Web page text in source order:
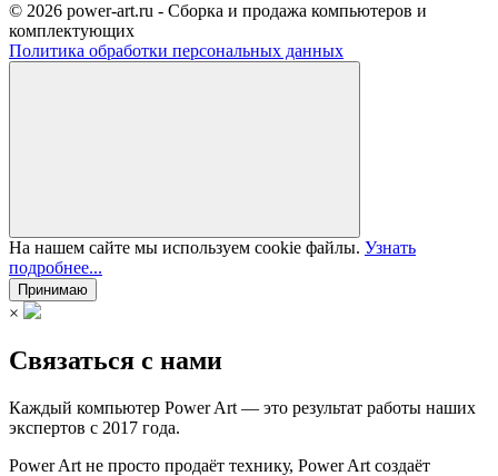
© 2026 power-art.ru - Сборка и продажа компьютеров и
комплектующих
Политика обработки персональных данных
На нашем сайте мы используем cookie файлы. Узнать
подробнее...
Принимаю
×
Связаться с нами
Каждый компьютер Power Art — это результат работы наших
экспертов с 2017 года.
Power Art не просто продаёт технику, Power Art создаёт